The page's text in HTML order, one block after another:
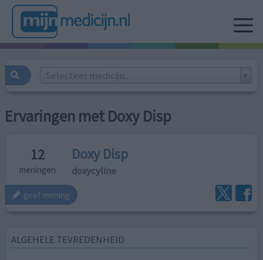
Selecteer medicijn...
Ervaringen met Doxy Disp
12
meningen
Doxy Disp
doxycyline
geef mening
ALGEHELE TEVREDENHEID